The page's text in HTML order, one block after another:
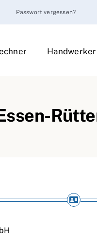
Passwort vergessen?